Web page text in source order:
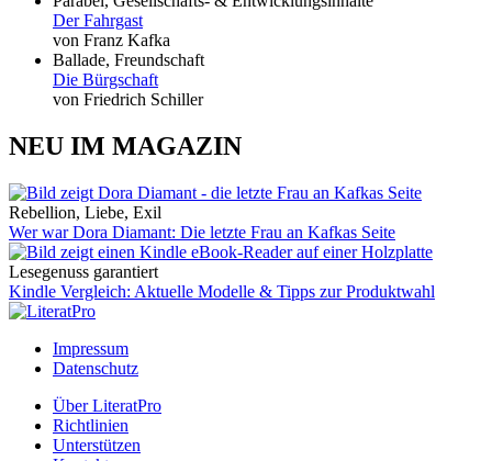
Der Fahrgast
von Franz Kafka
Ballade, Freundschaft
Die Bürgschaft
von Friedrich Schiller
NEU IM MAGAZIN
Rebellion, Liebe, Exil
Wer war Dora Diamant: Die letzte Frau an Kafkas Seite
Lesegenuss garantiert
Kindle Vergleich: Aktuelle Modelle & Tipps zur Produktwahl
Impressum
Datenschutz
Über LiteratPro
Richtlinien
Unterstützen